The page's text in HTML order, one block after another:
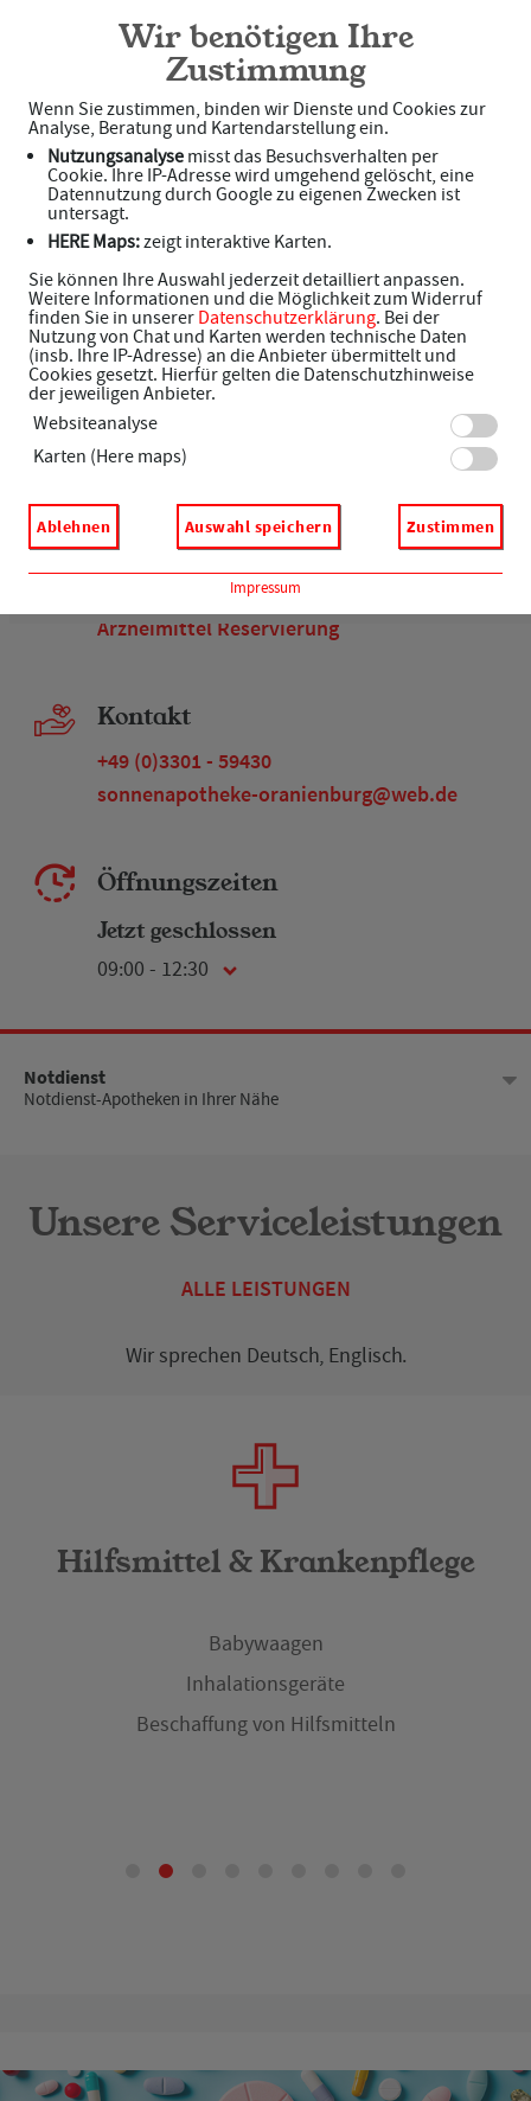
Wir benötigen Ihre
Zustimmung
Wenn Sie zustimmen, binden wir Dienste und Cookies zur
Analyse, Beratung und Kartendarstellung ein.
Nutzungsanalyse misst das Besuchsverhalten per
Cookie. Ihre IP-Adresse wird umgehend gelöscht, eine
Datennutzung durch Google zu eigenen Zwecken ist
untersagt.
HERE Maps:zeigt interaktive Karten.
Sie können Ihre Auswahl jederzeit detailliert anpassen.
Weitere Informationen und die Möglichkeit zum Widerruf
finden Sie in unserer Datenschutzerklärung. Bei der
Nutzung von Chat und Karten werden technische Daten
(insb. Ihre IP-Adresse) an die Anbieter übermittelt und
Cookies gesetzt. Hierfür gelten die Datenschutzhinweise
der jeweiligen Anbieter.
Websiteanalyse
Karten (Here maps)
Ablehnen Auswahl speichern Zustimmen
Impressum
Sonnen-Apotheke
Willkommen in Ihrer Sonnen-
Apotheke
Adresse
Bernauer Str. 51-53
Reservierung
Arzneimittel Reservierung
Kontakt
+49 (0)3301 - 59430
sonnenapotheke-oranienburg@web.de
Öffnungszeiten
Jetzt geschlossen
09:00 - 12:30
Montag 08:00 - 18:00
Dienstag 08:00 - 18:00
Donnerstag 08:00 - 18:00
08:00 - 15:00
Samstag 09:00 - 12:30
Notdienst
Notdienst-Apotheken in Ihrer Nähe
Unsere Serviceleistungen
ALLE LEISTUNGEN
Wir sprechen Deutsch, Englisch.
Hilfsmittel & Krankenpflege
Babywaagen
Inhalationsgeräte
Beschaffung von Hilfsmitteln